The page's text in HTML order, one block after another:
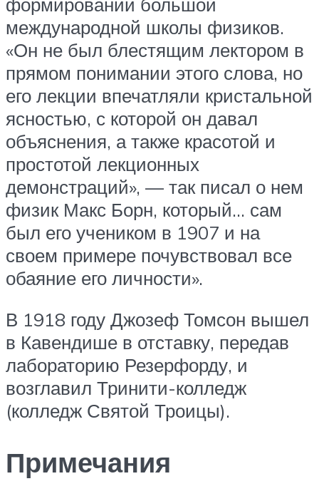
международной школы физиков.
«Он не был блестящим лектором в
прямом понимании этого слова, но
его лекции впечатляли кристальной
ясностью, с которой он давал
объяснения, а также красотой и
простотой лекционных
демонстраций», — так писал о нем
физик Макс Борн, который… сам
был его учеником в 1907 и на
своем примере почувствовал все
обаяние его личности».
В 1918 году Джозеф Томсон вышел
в Кавендише в отставку, передав
лабораторию Резерфорду, и
возглавил Тринити-колледж
(колледж Святой Троицы).
Примечания